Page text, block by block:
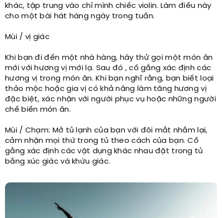
khác, tập trung vào chỉ mình chiếc violin. Làm điều này
cho một bài hát hàng ngày trong tuần.
Mùi / vị giác
Khi bạn đi đến một nhà hàng, hãy thử gọi một món ăn
mới với hương vị mới lạ. Sau đó , cố gắng xác định các
hương vị trong món ăn. Khi bạn nghĩ rằng, bạn biết loại
thảo mộc hoặc gia vị có khả năng làm tăng hương vị
đặc biệt, xác nhận với người phục vụ hoặc những người
chế biến món ăn.
Mùi / Chạm: Mở tủ lạnh của bạn với đôi mắt nhắm lại,
cảm nhận mọi thứ trong tủ theo cách của bạn. Cố
gắng xác định các vật dụng khác nhau đặt trong tủ
bằng xúc giác và khứu giác.